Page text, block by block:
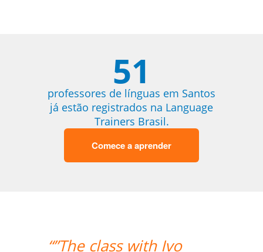
51
professores de línguas em Santos
já estão registrados na Language
Trainers Brasil.
Comece a aprender
“”Estou amando